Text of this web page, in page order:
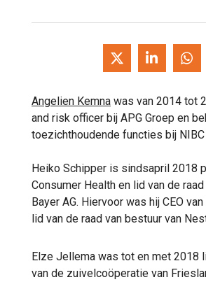
Angelien Kemna was van 2014 tot
and risk officer bij APG Groep en
toezichthoudende functies bij NIBC
Heiko Schipper is sindsapril 2018
Consumer Health en lid van de
Bayer AG. Hiervoor was hij CEO
lid van de raad van bestuur van
Elze Jellema was tot en met 2018
van de zuivelcoöperatie van